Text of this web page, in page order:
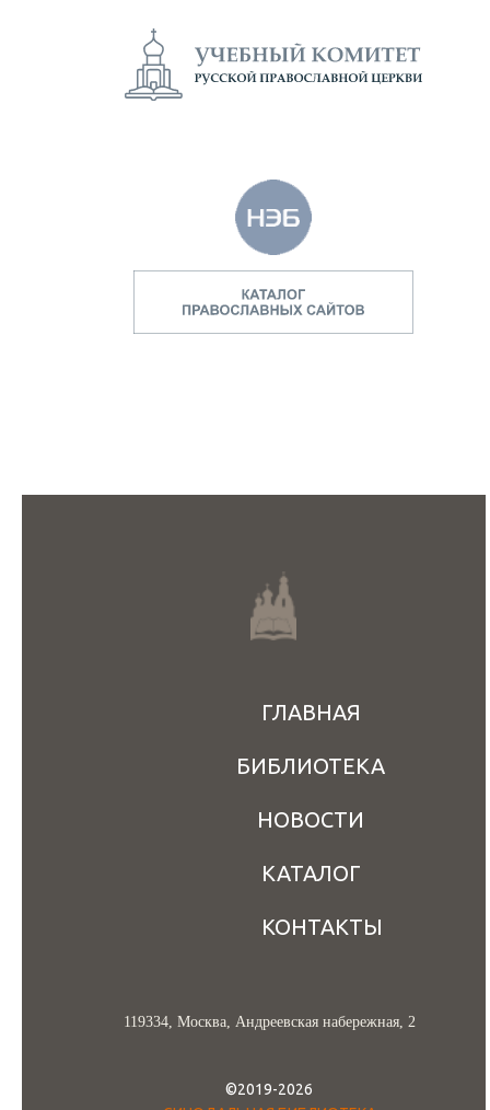
ГЛАВНАЯ
БИБЛИОТЕКА
НОВОСТИ
КАТАЛОГ
КОНТАКТЫ
119334, Москва, Андреевская набережная, 2
©2019-2026